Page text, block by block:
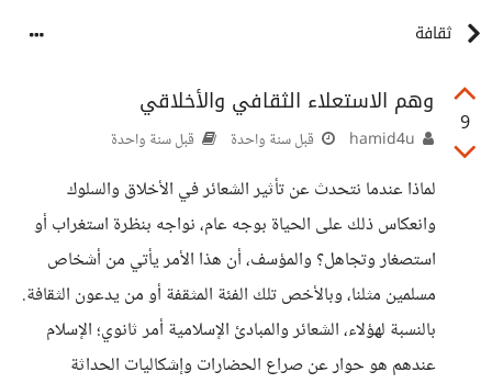
ثقافة
9
وهم الاستعلاء الثقافي والأخلاقي
قبل سنة واحدة قبل سنة واحدة
لماذا عندما نتحدث عن تأثير الشعائر في الأخلاق والسلوك
وانعكاس ذلك على الحياة بوجه عام، نواجه بنظرة استغراب أو
استصغار وتجاهل؟ والمؤسف، أن هذا الأمر يأتي من أشخاص
مسلمين مثلنا، وبالأخص تلك الفئة المثقفة أو من يدعون الثقافة.
بالنسبة لهؤلاء، الشعائر والمبادئ الإسلامية أمر ثانوي؛ الإسلام
عندهم هو حوار عن صراع الحضارات وإشكاليات الحداثة